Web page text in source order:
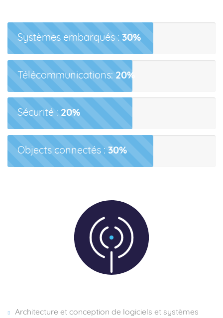
Systèmes embarqués : 30%
Télécommunications: 20%
Sécurité : 20%
Objects connectés : 30%
Architecture et conception de logiciels et systèmes